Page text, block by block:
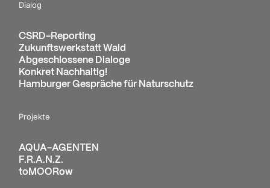
Dialog
CSRD-Reporting
Zukunftswerkstatt Wald
Abgeschlossene Dialoge
Konkret Nachhaltig!
Hamburger Gespräche für Naturschutz
Projekte
AQUA-AGENTEN
F.R.A.N.Z.
toMOORow